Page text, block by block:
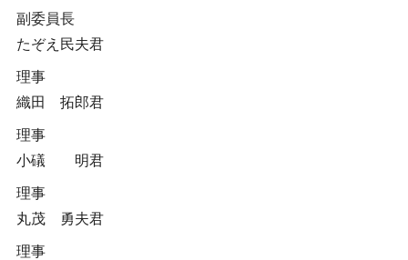
副委員長
たぞえ民夫君
理事
織田 拓郎君
理事
小礒 明君
理事
丸茂 勇夫君
理事